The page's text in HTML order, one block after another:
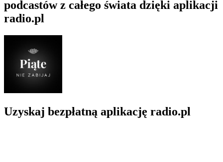
podcastów z całego świata dzięki aplikacji
radio.pl
Uzyskaj bezpłatną aplikację radio.pl